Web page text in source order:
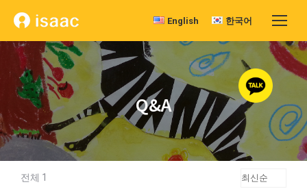
English 한국어
Q&A
전체 1